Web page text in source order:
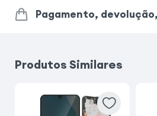
Pagamento,
Produtos Similares